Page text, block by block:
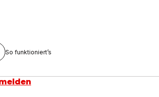
So funktioniert’s